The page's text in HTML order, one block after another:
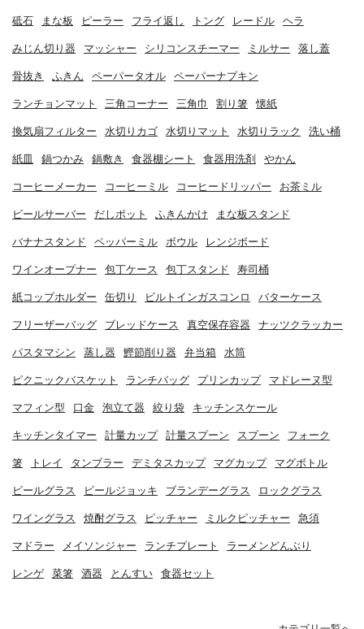
砥石 まな板 ピーラー フライ返し トング レードル ヘラ
みじん切り器 マッシャー シリコンスチーマー ミルサー 落し蓋
骨抜き ふきん ペーパータオル ペーパーナプキン
ランチョンマット 三角コーナー 三角巾 割り箸 懐紙
換気扇フィルター 水切りカゴ 水切りマット 水切りラック 洗い桶
紙皿 鍋つかみ 鍋敷き 食器棚シート 食器用洗剤 やかん
コーヒーメーカー コーヒーミル コーヒードリッパー お茶ミル
ビールサーバー だしポット ふきんかけ まな板スタンド
バナナスタンド ペッパーミル ボウル レンジボード
ワインオープナー 包丁ケース 包丁スタンド 寿司桶
紙コップホルダー 缶切り ビルトインガスコンロ バターケース
フリーザーバッグ ブレッドケース 真空保存容器 ナッツクラッカー
パスタマシン 蒸し器 鰹節削り器 弁当箱 水筒
ピクニックバスケット ランチバッグ プリンカップ マドレーヌ型
マフィン型 口金 泡立て器 絞り袋 キッチンスケール
キッチンタイマー 計量カップ 計量スプーン スプーン フォーク
箸 トレイ タンブラー デミタスカップ マグカップ マグボトル
ビールグラス ビールジョッキ ブランデーグラス ロックグラス
ワイングラス 焼酎グラス ピッチャー ミルクピッチャー 急須
マドラー メイソンジャー ランチプレート ラーメンどんぶり
レンゲ 菜箸 酒器 とんすい 食器セット